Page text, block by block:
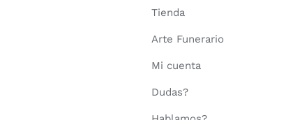
Tienda
Arte Funerario
Mi cuenta
Dudas?